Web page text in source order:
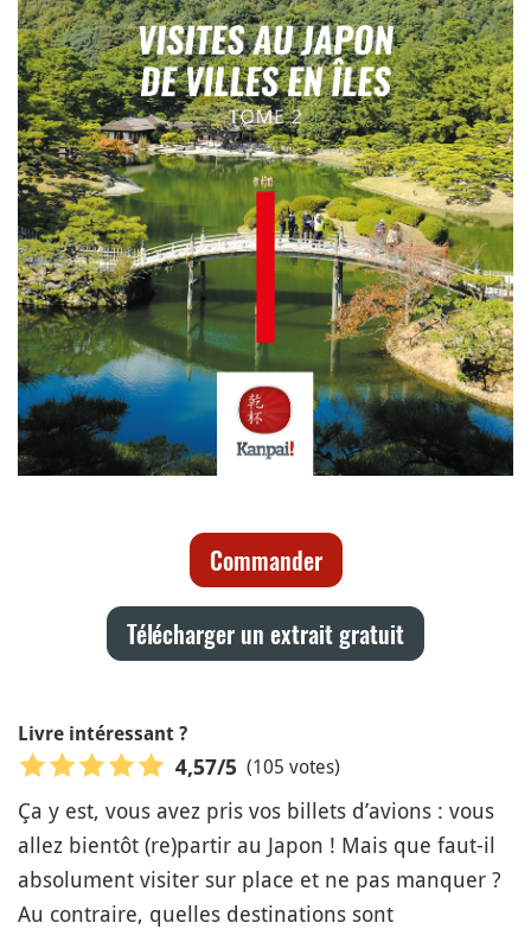
Commander
Télécharger un extrait gratuit
Livre intéressant ?
4,57/5 (105 votes)
Ça y est, vous avez pris vos billets d’avions : vous
allez bientôt (re)partir au Japon ! Mais que faut-il
absolument visiter sur place et ne pas manquer ?
Au contraire, quelles destinations sont